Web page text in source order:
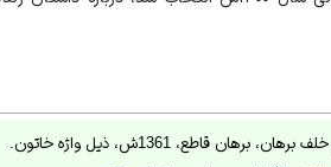
قاطع، 1361ش، ذیل واژه خاتون.